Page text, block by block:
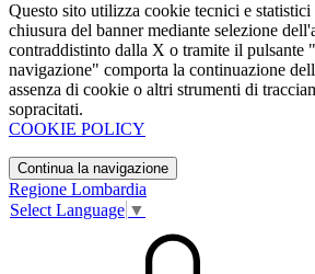
Questo sito utilizza cookie tecnici e
chiusura del banner mediante selezione
contraddistinto dalla X o tramite il pulsante
navigazione" comporta la continuazione
assenza di cookie o altri strumenti di
sopracitati.
COOKIE POLICY
Continua la navigazione
Regione Lombardia
Select Language ▼